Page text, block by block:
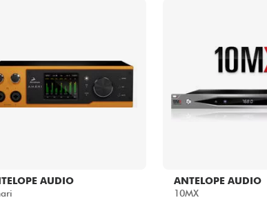
AUDIO
ANTELOPE AUDIO
10MX